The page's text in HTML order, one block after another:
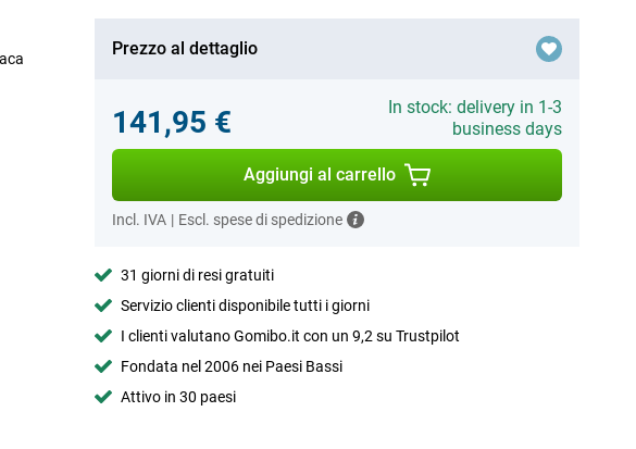
Prezzo al dettaglio
141,95 €
In stock: delivery in 1-3
business days
Aggiungi al carrello
Incl. IVA | Escl. spese di spedizione
31 giorni di resi gratuiti
Servizio clienti disponibile tutti i giorni
I clienti valutano Gomibo.it con un 9,2 su Trustpilot
Fondata nel 2006 nei Paesi Bassi
Attivo in 30 paesi